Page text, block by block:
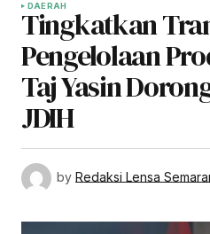
DAERAH
Tingkatkan
Pengelolaan
Taj Yasin
JDIH
by Redaksi Lensa